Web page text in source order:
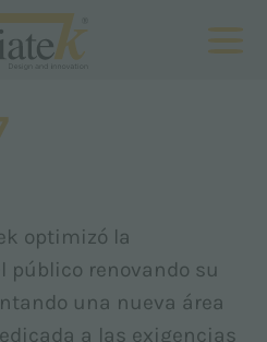
optimizó la
público renovando su
una nueva área
a las exigencias